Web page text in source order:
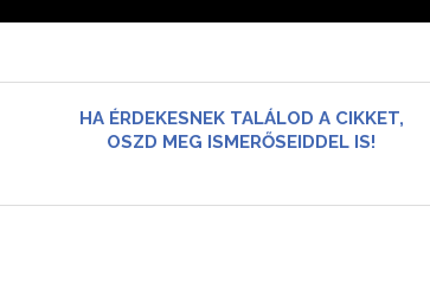
HA ÉRDEKESNEK TALÁLOD A CIKKET,
OSZD MEG ISMERŐSEIDDEL IS!